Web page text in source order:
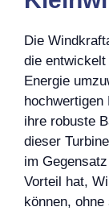
Die
die
Energie
ihre robuste
dieser
im
Vorteil hat,
können,